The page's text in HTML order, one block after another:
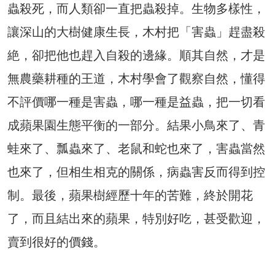
蟲殺死，而人類卻一直把蟲殺掉。生物多樣性，
讓深山的大樹健康生長，木村把「害蟲」趕盡殺
絶，卻把他也趕入自殺的邊緣。順其自然，才是
無農藥耕種的王道，木村學會了觀察自然，懂得
不評價哪一種是害蟲，哪一種是益蟲，把一切看
成蘋果園生態平衡的一部分。結果小鳥來了、青
蛙來了、瓢蟲來了、老鼠和蛇也來了，害蟲當然
也來了，但相生相克的關係，病蟲害反而得到控
制。最後，蘋果樹經歷十年的苦難，終於開花
了，而且結出來的蘋果，特別好吃，甚受歡迎，
賣到很好的價錢。